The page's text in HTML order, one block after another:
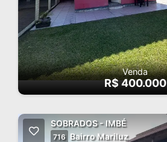
Venda
R$ 400.000
SOBRADOS - IMBÉ
716 Bairro Mariluz